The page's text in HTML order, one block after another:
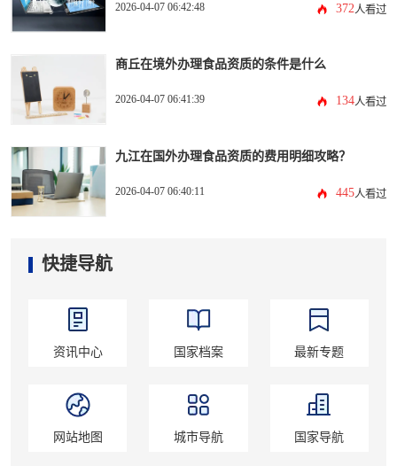
2026-04-07 06:42:48 372人看过
商丘在境外办理食品资质的条件是什么
2026-04-07 06:41:39 134人看过
九江在国外办理食品资质的费用明细攻略？
2026-04-07 06:40:11 445人看过
快捷导航
资讯中心 国家档案 最新专题
网站地图 城市导航 国家导航